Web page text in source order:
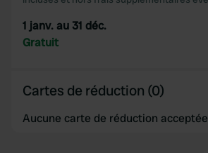
1 janv. au 31 déc.
Gratuit
Cartes de réduction (0)
Aucune carte de réduction acceptée